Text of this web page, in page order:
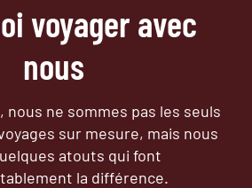
voyager avec
nous
nous ne sommes pas les seuls
sur mesure, mais nous
atouts qui font
la différence.